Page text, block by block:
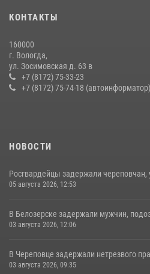
Росгвардии в Вологодской области
В Соколе росгвардейцы задержали
угрожавших молодежи расправой
08 июля 2026, 07:52 1
КОНТАКТЫ
160000
г. Вологда,
ул. Зосимовская д. 63 в
+7 (8172) 75-33-23
+7 (8172) 75-74-18 (автоинформатор)
НОВОСТИ
Росгвардейцы задержали череповчан,
05 августа 2026, 12:53
В Белозерске задержали мужчин,
03 августа 2026, 12:06
В Череповце задержали нетрезвого
03 августа 2026, 09:35